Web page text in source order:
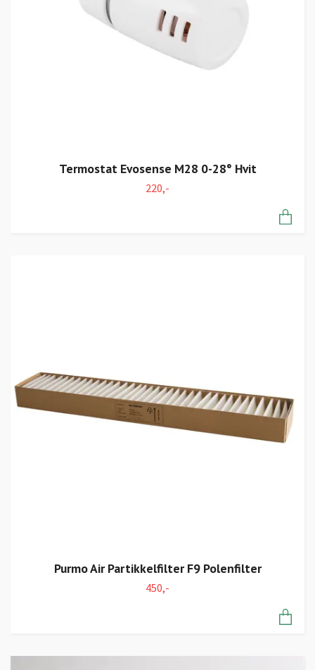
Termostat Evosense M28 0-28° Hvit
220,-
Purmo Air Partikkelfilter F9 Polenfilter
450,-